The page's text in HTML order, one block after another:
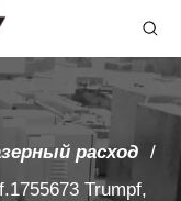
расход /
Trumpf,